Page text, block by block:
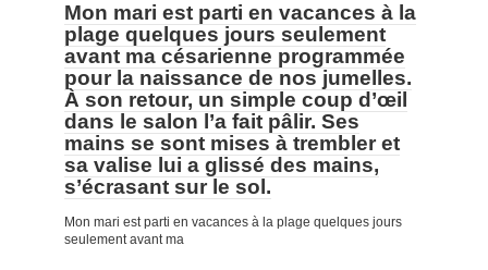
Mon mari est parti en vacances à la
plage quelques jours seulement
avant ma césarienne programmée
pour la naissance de nos jumelles.
À son retour, un simple coup d’œil
dans le salon l’a fait pâlir. Ses
mains se sont mises à trembler et
sa valise lui a glissé des mains,
s’écrasant sur le sol.
Mon mari est parti en vacances à la plage quelques jours
seulement avant ma